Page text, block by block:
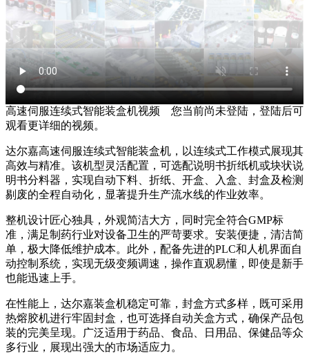
高速伺服连续式智能装盒机视频 您当前尚未登陆，登陆后可
观看更详细的视频。
达尔嘉高速伺服连续式智能装盒机，以连续式工作模式展现其
高效与精准。该机型灵活配置，可选配说明书折纸机或块状说
明书分料器，实现自动下料、折纸、开盒、入盒、封盒及检测
剔废的全程自动化，显著提升生产流水线的作业效率。
整机设计匠心独具，外观简洁大方，同时完全符合GMP标
准，满足制药行业对设备卫生的严苛要求。安装便捷，清洁简
单，极大降低维护成本。此外，配备先进的PLC和人机界面自
动控制系统，实现无级变频调速，操作直观易懂，即使是新手
也能迅速上手。
在性能上，达尔嘉装盒机稳定可靠，封盒方式多样，既可采用
热熔胶机进行牢固封盒，也可选择自动关盒方式，确保产品包
装的完美呈现。广泛适用于药品、食品、日用品、保健品等众
多行业，展现出强大的市场适应力。